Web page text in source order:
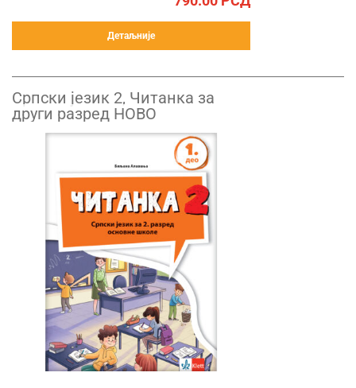
Детаљније
Српски језик 2, Читанка за
други разред НОВО